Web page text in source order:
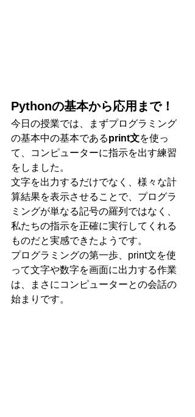
Pythonの基本から応用まで！
今日の授業では、まずプログラミング
の基本中の基本であるprint文を使っ
て、コンピューターに指示を出す練習
をしました。
文字を出力するだけでなく、様々な計
算結果を表示させることで、プログラ
ミングが単なる記号の羅列ではなく、
私たちの指示を正確に実行してくれる
ものだと実感できたようです。
プログラミングの第一歩、print文を使
って文字や数字を画面に出力する作業
は、まさにコンピューターとの会話の
始まりです。